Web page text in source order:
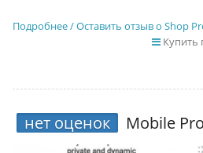
Подробнее / Оставить отзыв о Shop
Купить
нет оценок Mobile